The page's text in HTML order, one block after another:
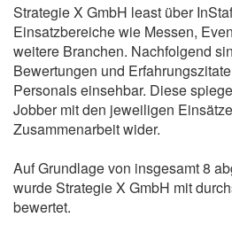
Strategie X GmbH least über
Einsatzbereiche wie Messen,
weitere Branchen. Nachfolgend
Bewertungen und
Personals einsehbar. Diese
Jobber mit den jeweiligen
Zusammenarbeit wider.
Auf Grundlage von insgesamt 8
wurde Strategie X GmbH mit
bewertet.